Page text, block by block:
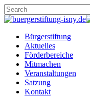
Skip
to
content
Close
Menu
Bürgerstiftung
Aktuelles
Förderbereiche
Mitmachen
Veranstaltungen
Satzung
Kontakt